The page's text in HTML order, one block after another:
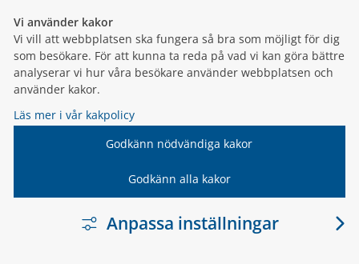
Vi använder kakor
Vi vill att webbplatsen ska fungera så bra som möjligt för dig
som besökare. För att kunna ta reda på vad vi kan göra bättre
analyserar vi hur våra besökare använder webbplatsen och
använder kakor.
Läs mer i vår kakpolicy
Godkänn nödvändiga kakor
Godkänn alla kakor
Anpassa inställningar